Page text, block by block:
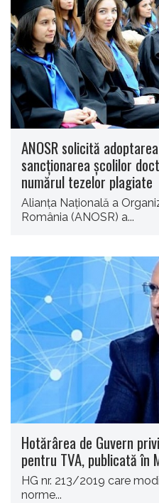
ANOSR solicită
sancţionarea şcolilor
numărul tezelor plagiate
Alianţa Naţională a
România (ANOSR) a...
Hotărârea de Guvern
pentru TVA, publicată în
HG nr. 213/2019 care
norme...